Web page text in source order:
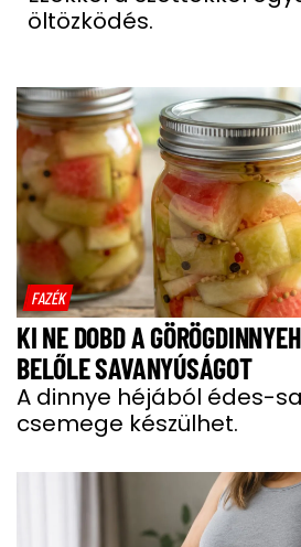
öltözködés.
FAZÉK
KI NE DOBD A
BELŐLE SAVANYÚSÁGOT
A dinnye héjából édes-
csemege készülhet.